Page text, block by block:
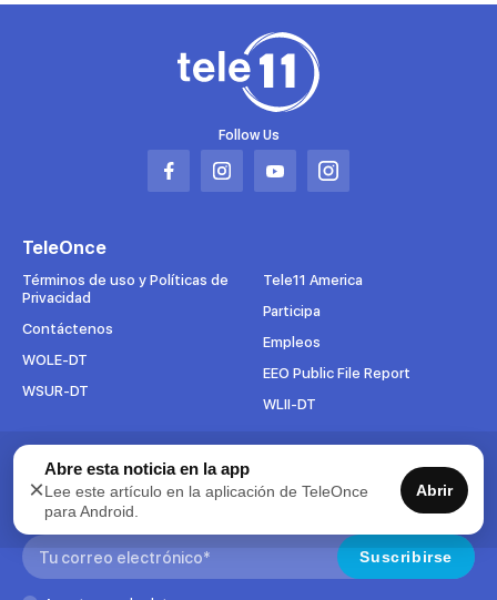
Follow Us
Abrir
pestaña
Abrir
pestaña
Abrir
pestaña
Abrir
pestaña
TeleOnce
Términos de uso y Políticas de
Privacidad
Contáctenos
WOLE-DT
WSUR-DT
Tele11 America
Participa
Empleos
EEO Public File Report
WLII-DT
Suscríbete al boletín
Para mantenerse al tanto de todo lo que pasa en TeleOnce,
suscríbase ahora a nuestros boletines.
Search: Suscribirse
×
Abre esta noticia en la app
Lee este artículo en la aplicación de TeleOnce
para Android.
Abrir